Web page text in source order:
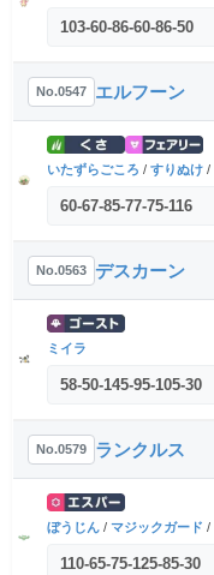
103-60-86-60-86-50
No.0547 エルフーン
いたずらごころ / すりぬけ /
60-67-85-77-75-116
No.0563 デスカーン
ミイラ
58-50-145-95-105-30
No.0579 ランクルス
ぼうじん / マジックガード /
110-65-75-125-85-30